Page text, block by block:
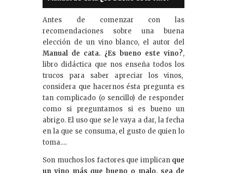
Antes de comenzar con las
recomendaciones sobre una buena
elección de un vino blanco, el autor del
Manual de cata. ¿Es bueno este vino?,
libro didáctica que nos enseña todos los
trucos para saber apreciar los vinos,
considera que hacernos ésta pregunta es
tan complicado (o sencillo) de responder
como si preguntamos si es bueno un
abrigo. El uso que se le vaya a dar, la fecha
en la que se consuma, el gusto de quien lo
toma….
Son muchos los factores que implican que
un vino más que bueno o malo, sea de